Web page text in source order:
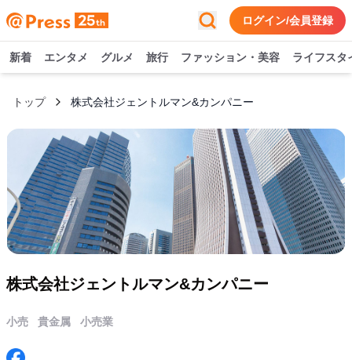
ログイン/会員登録
新着 エンタメ グルメ 旅行 ファッション・美容 ライフスタ
トップ 株式会社ジェントルマン&カンパニー
株式会社ジェントルマン&カンパニー
小売 貴金属 小売業